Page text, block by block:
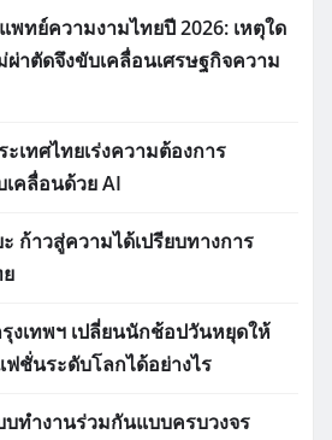
พทย์ความงามไทยปี 2026: เหตุใด
าตัดจึงขับเคลื่อนเศรษฐกิจความ
เทศไทยเร่งความต้องการ
คลื่อนด้วย AI
ก้าวสู่ความได้เปรียบทางการ
งเทพฯ เปลี่ยนนักช้อปวันหยุดให้
ชั่นระดับโลกได้อย่างไร
บทำงานร่วมกันแบบครบวงจร